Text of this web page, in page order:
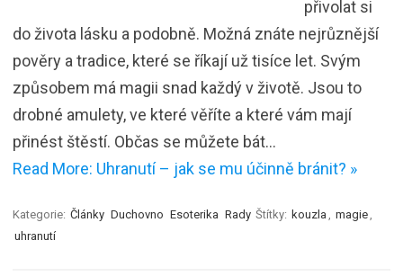
přivolat si
do života lásku a podobně. Možná znáte nejrůznější
pověry a tradice, které se říkají už tisíce let. Svým
způsobem má magii snad každý v životě. Jsou to
drobné amulety, ve které věříte a které vám mají
přinést štěstí. Občas se můžete bát…
Read More: Uhranutí – jak se mu účinně bránit? »
Kategorie: Články Duchovno Esoterika Rady Štítky: kouzla magie
uhranutí